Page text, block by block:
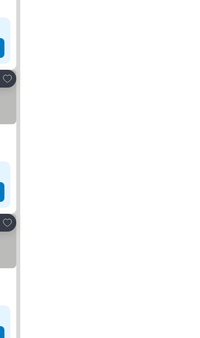
加入我的最愛
加入我的最愛